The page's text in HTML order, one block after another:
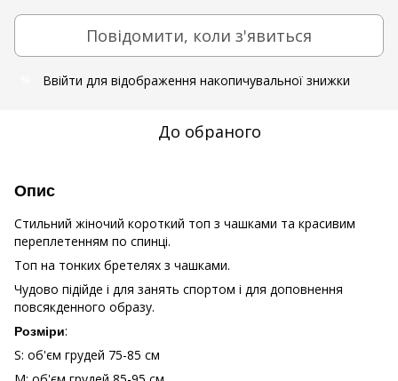
Повідомити, коли з'явиться
Ввійти для відображення накопичувальної знижки
До обраного
Опис
Стильний жіночий короткий топ з чашками та красивим
переплетенням по спинці.
Топ на тонких бретелях з чашками.
Чудово підійде і для занять спортом і для доповнення
повсякденного образу.
Розміри:
S: об'єм грудей 75-85 см